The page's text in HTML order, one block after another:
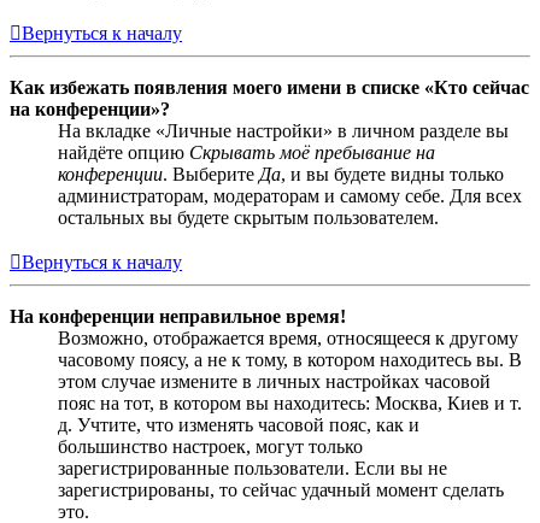
Вернуться к началу
Как избежать появления моего имени в списке «Кто сейчас
на конференции»?
На вкладке «Личные настройки» в личном разделе вы
найдёте опцию Скрывать моё пребывание на
конференции. Выберите Да, и вы будете видны только
администраторам, модераторам и самому себе. Для всех
остальных вы будете скрытым пользователем.
Вернуться к началу
На конференции неправильное время!
Возможно, отображается время, относящееся к другому
часовому поясу, а не к тому, в котором находитесь вы. В
этом случае измените в личных настройках часовой
пояс на тот, в котором вы находитесь: Москва, Киев и т.
д. Учтите, что изменять часовой пояс, как и
большинство настроек, могут только
зарегистрированные пользователи. Если вы не
зарегистрированы, то сейчас удачный момент сделать
это.